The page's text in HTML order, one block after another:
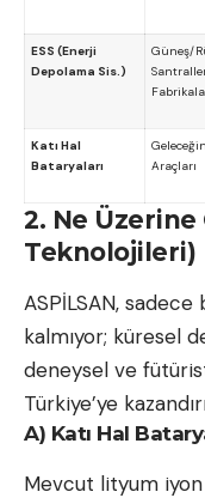
ESS (Enerji
Depolama Sis.)
Güneş/
Katı Hal
Bataryaları
Araçları
2. Ne Üzerine
Teknolojileri)
ASPİLSAN,
kalmıyor; küresel
deneysel ve
Türkiye’ye
A) Katı Hal
Mevcut lityum